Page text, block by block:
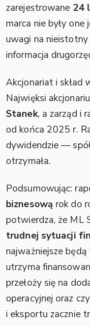
zarejestrowane 24
marca nie były
uwagi na
informacja
Akcjonariat i skład
Najwięksi
Stanek, a zarząd i
od końca 2025 r.
dywidendzie —
otrzymała.
Podsumowując:
biznesową rok do
potwierdza, że ML
trudnej sytuacji
najważniejsze
utrzyma
przełoży się na
operacyjnej oraz
i eksportu zacznie